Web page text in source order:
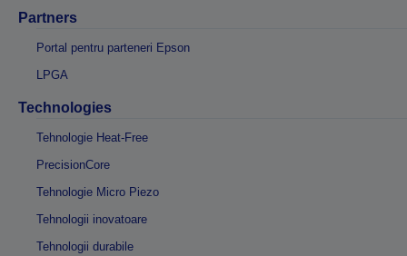
Partners
Portal pentru parteneri Epson
LPGA
Technologies
Tehnologie Heat-Free
PrecisionCore
Tehnologie Micro Piezo
Tehnologii inovatoare
Tehnologii durabile